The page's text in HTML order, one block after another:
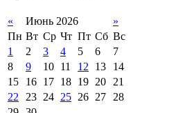
« Июнь 2026
»
Пн Вт Ср Чт Пт Сб Вс
1
2 3 4 5 6
7
8
9 10 11 12 13
14
15
16 17 18 19 20 21
22 23 24 25 26 27 28